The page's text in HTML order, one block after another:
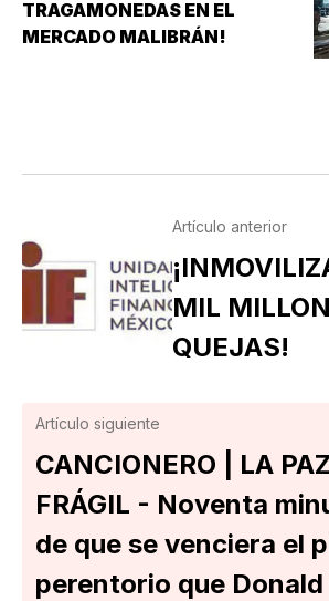
TRAGAMONEDAS EN EL
MERCADO MALIBRÁN!
Artículo anterior
MIL
QUEJAS!
Artículo siguiente
CANCIONERO | LA
FRÁGIL - Noventa
de que se venciera el
perentorio que Donald